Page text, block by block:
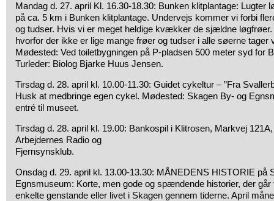
Mandag d. 27. april Kl. 16.30-18.30: Bunken klitplantage: Lugter
på ca. 5 km i Bunken klitplantage. Undervejs kommer vi forbi
og tudser. Hvis vi er meget heldige kvækker de sjældne løgfrøer.
hvorfor der ikke er lige mange frøer og tudser i alle søerne tager
Mødested: Ved toiletbygningen på P-pladsen 500 meter syd for
Turleder: Biolog Bjarke Huus Jensen.
Tirsdag d. 28. april kl. 10.00-11.30: Guidet cykeltur – ”Fra
Husk at medbringe egen cykel. Mødested: Skagen By- og
entré til museet.
Tirsdag d. 28. april kl. 19.00: Bankospil i Klitrosen, Markvej
Arbejdernes Radio og
Fjernsynsklub.
Onsdag d. 29. april kl. 13.00-13.30: MÅNEDENS HISTORIE på
Egnsmuseum: Korte, men gode og spændende historier, der
enkelte genstande eller livet i Skagen gennem tiderne. April